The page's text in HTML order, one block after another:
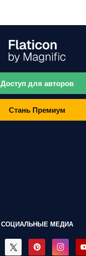
Доступ для авторов
Стань Премиум
СОЦИАЛЬНЫЕ МЕДИА